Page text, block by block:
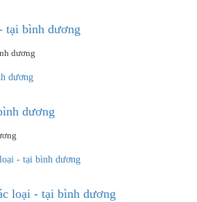
tại bình dương
dương
dương
loại - tại bình dương